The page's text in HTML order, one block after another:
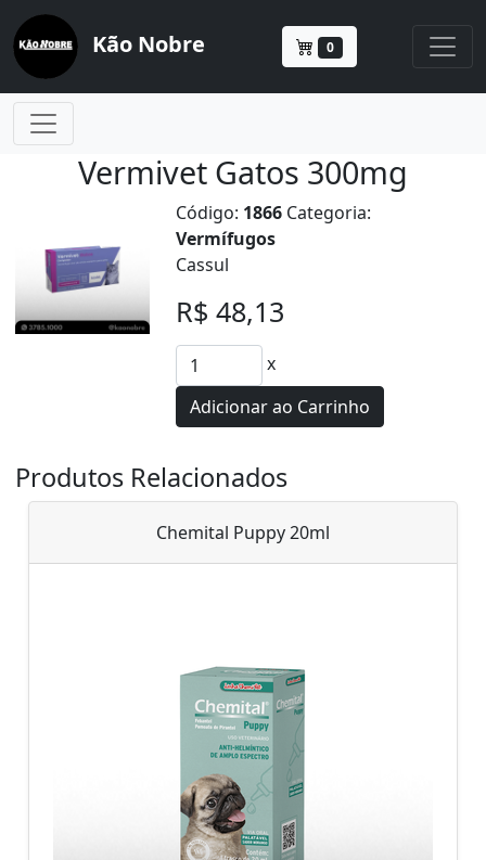
Kão Nobre 0
Vermivet Gatos 300mg
Código: 1866 Categoria:
Vermífugos
Cassul
R$ 48,13
x
Adicionar ao Carrinho
Produtos Relacionados
Chemital Puppy 20ml